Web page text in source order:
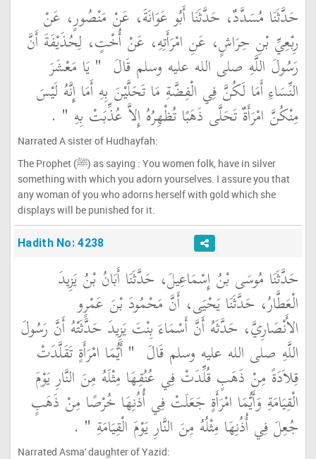
حَدَّثَنَا مُسَدَّدٌ، حَدَّثَنَا أَبُو عَوَانَةَ، عَنْ مَنْصُورٍ، عَنْ
رِبْعِيِّ بْنِ حِرَاشٍ، عَنِ امْرَأَتِهِ، عَنْ أُخْتٍ، لِحُذَيْفَةَ أَنَّ
رَسُولَ اللَّهِ صلى الله عليه وسلم قَالَ ‏ "‏ يَا مَعْشَرَ
النِّسَاءِ أَمَا لَكُنَّ فِي الْفِضَّةِ مَا تَحَلَّيْنَ بِهِ أَمَا إِنَّهُ لَيْسَ
مِنْكُنَّ امْرَأَةٌ تَحَلَّى ذَهَبًا تُظْهِرُهُ إِلاَّ عُذِّبَتْ بِهِ ‏" ‏ ‏.‏
Narrated A sister of Hudhayfah:
The Prophet (ﷺ) as saying : You women folk, have in silver
something with which you adorn yourselves. I assure you that
any woman of you who adorns herself with gold which she
displays will be punished for it.
Hadith No: 4238
حَدَّثَنَا مُوسَى بْنُ إِسْمَاعِيلَ، حَدَّثَنَا أَبَانُ بْنُ يَزِيدَ
الْعَطَّارُ، حَدَّثَنَا يَحْيَى، أَنَّ مَحْمُودَ بْنَ عَمْرٍو
الأَنْصَارِيَّ، حَدَّثَهُ أَنَّ أَسْمَاءَ بِنْتَ يَزِيدَ حَدَّثَتْهُ أَنَّ رَسُولَ
اللَّهِ صلى الله عليه وسلم قَالَ ‏ "‏ أَيُّمَا امْرَأَةٍ تَقَلَّدَتْ
قِلاَدَةً مِنْ ذَهَبٍ قُلِّدَتْ فِي عُنُقِهَا مِثْلَهُ مِنَ النَّارِ يَوْمَ
الْقِيَامَةِ وَأَيُّمَا امْرَأَةٍ جَعَلَتْ فِي أُذُنِهَا خُرْصًا مِنْ ذَهَبٍ
جُعِلَ فِي أُذُنِهَا مِثْلُهُ مِنَ النَّارِ يَوْمَ الْقِيَامَةِ ‏" ‏ ‏.‏
Narrated Asma' daughter of Yazid: